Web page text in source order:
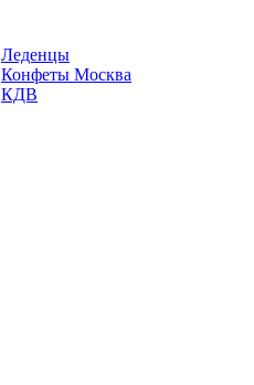
Леденцы
Конфеты Москва
КДВ